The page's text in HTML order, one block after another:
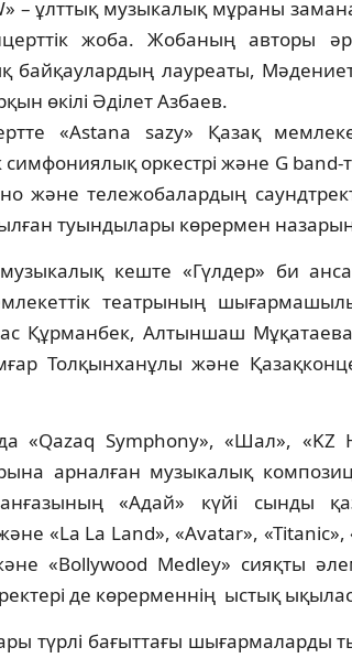
– ұлттық музыкалық мұраны
жоба. Жобаның авторы
байқаулардың лауреаты,
өкілі Әділет Азбаев.
«Astana sazy» Қазақ
симфониялық оркестрі және G
және тележобалардың
туындылары көрермен
кеште «Гүлдер» би
театрының
Құрманбек, Алтыншаш
Толқынханұлы және
«Qazaq Symphony», «Шал», «KZ
арналған музыкалық
«Адай» күйі сынды
«La La Land», «Avatar»,
«Bollywood Medley» сияқты
де көрерменнің ыстық
түрлі бағыттағы шығармаларды